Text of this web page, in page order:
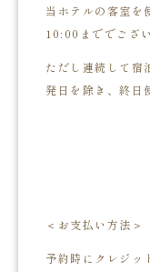
当ホテルの客室を
10:00まででござい
ただし連続して宿
発日を除き、終日
＜お支払い方法＞
予約時にクレジッ